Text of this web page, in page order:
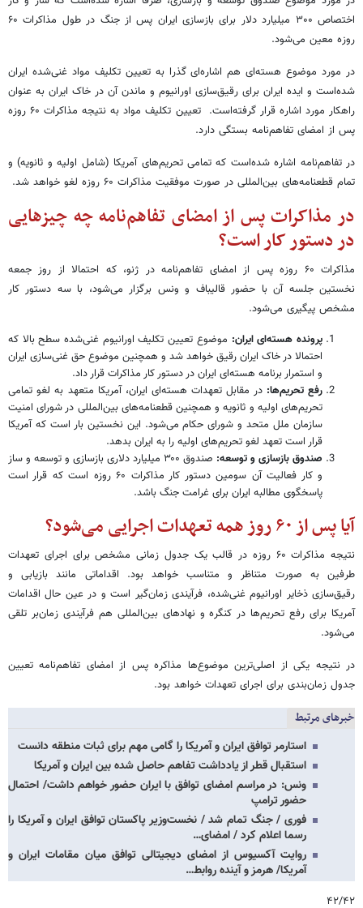
اختصاص ۳۰۰ میلیارد دلار برای بازسازی ایران پس از جنگ در طول مذاکرات ۶۰
روزه معین می‌شود.
در مورد موضوع هسته‌ای هم اشاره‌ای گذرا به تعیین تکلیف مواد غنی‌شده ایران
شده‌است و ایده ایران برای رقیق‌سازی اورانیوم و ماندن آن در خاک ایران به عنوان
راهکار مورد اشاره قرار گرفته‌است. تعیین تکلیف مواد به نتیجه مذاکرات ۶۰ روزه
پس از امضای تفاهم‌نامه بستگی دارد.
در تفاهم‌نامه اشاره شده‌است که تمامی تحریم‌های آمریکا (شامل اولیه و ثانویه) و
تمام قطعنامه‌های بین‌المللی در صورت موفقیت مذاکرات ۶۰ روزه لغو خواهد شد.
در مذاکرات پس از امضای تفاهم‌نامه چه چیزهایی
در دستور کار است؟
مذاکرات ۶۰ روزه پس از امضای تفاهم‌نامه در ژنو، که احتمالا از روز جمعه
نخستین جلسه آن با حضور قالیباف و ونس برگزار می‌شود، با سه دستور کار
مشخص پیگیری می‌شود.
پرونده هسته‌ای ایران: موضوع تعیین تکلیف اورانیوم غنی‌شده سطح بالا که
احتمالا در خاک ایران رقیق خواهد شد و همچنین موضوع حق غنی‌سازی ایران
و استمرار برنامه هسته‌ای ایران در دستور کار مذاکرات قرار داد.
رفع تحریم‌ها: در مقابل تعهدات هسته‌ای ایران، آمریکا متعهد به لغو تمامی
تحریم‌های اولیه و ثانویه و همچنین قطعنامه‌های بین‌المللی در شورای امنیت
سازمان ملل متحد و شورای حکام می‌شود. این نخستین بار است که آمریکا
قرار است تعهد لغو تحریم‌های اولیه را به ایران بدهد.
صندوق بازسازی و توسعه:
صندوق ۳۰۰ میلیارد دلاری بازسازی و توسعه و ساز
و کار فعالیت آن سومین دستور کار مذاکرات ۶۰ روزه است که قرار است
پاسخگوی مطالبه ایران برای غرامت جنگ باشد.
آیا پس از ۶۰ روز همه تعهدات اجرایی می‌شود؟
نتیجه مذاکرات ۶۰ روزه در قالب یک جدول زمانی مشخص برای اجرای تعهدات
طرفین به صورت متناظر و متناسب خواهد بود. اقداماتی مانند بازیابی و
رقیق‌سازی ذخایر اورانیوم غنی‌شده، فرآیندی زمان‌گیر است و در عین حال اقدامات
آمریکا برای رفع تحریم‌ها در کنگره و نهادهای بین‌المللی هم فرآیندی زمان‌بر تلقی
می‌شود.
در نتیجه یکی از اصلی‌ترین موضوع‌ها مذاکره پس از امضای تفاهم‌نامه تعیین
جدول زمان‌بندی برای اجرای تعهدات خواهد بود.
خبرهای مرتبط
استارمر توافق ایران و آمریکا را گامی مهم برای ثبات منطقه دانست
استقبال قطر از یادداشت تفاهم حاصل شده بین ایران و آمریکا
ونس: در مراسم امضای توافق با ایران حضور خواهم داشت/ احتمال
حضور ترامپ
فوری / جنگ تمام شد / نخست‌وزیر پاکستان توافق ایران و آمریکا را
رسما اعلام کرد / امضای…
روایت آکسیوس از امضای دیجیتالی توافق میان مقامات ایران و
آمریکا/ هرمز و آینده روابط…
۴۲/۴۲